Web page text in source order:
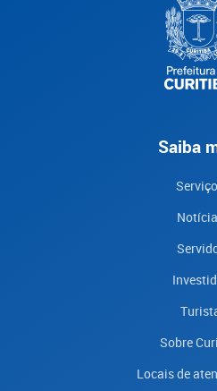
Saiba
Sobre
Locais de